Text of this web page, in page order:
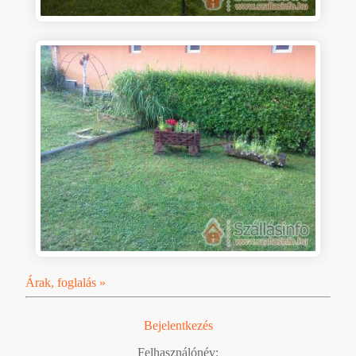
Árak, foglalás »
Bejelentkezés
Felhasználónév: